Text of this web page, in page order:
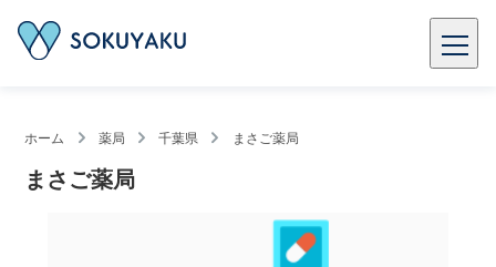
ホーム 薬局 千葉県 まさご薬局
まさご薬局